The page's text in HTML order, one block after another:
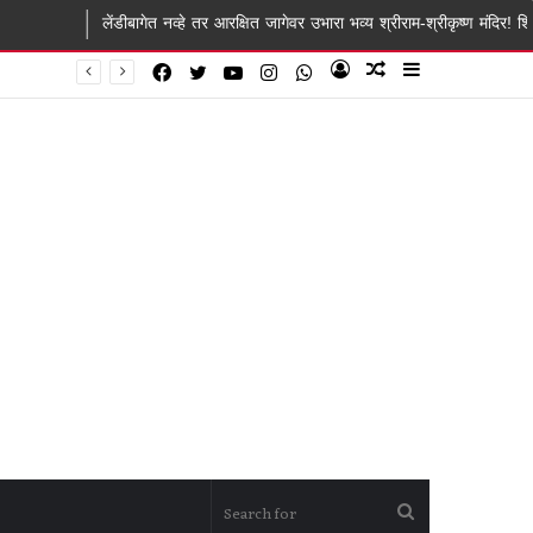
लेंडीबागेत नव्हे तर आरक्षित जागेवर उभारा भव्य श्रीराम-श्रीकृष्ण मंदिर! शिर्डी ग्रामस्थांचे
Sidebar
Random
Log
WhatsApp
Instagram
YouTube
Twitter
Facebook
Search